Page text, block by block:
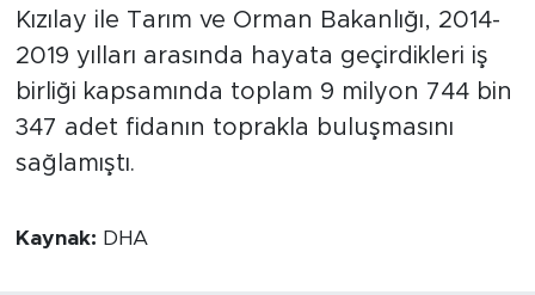
Kızılay ile Tarım ve Orman Bakanlığı, 2014-
2019 yılları arasında hayata geçirdikleri iş
birliği kapsamında toplam 9 milyon 744 bin
347 adet fidanın toprakla buluşmasını
sağlamıştı.
Kaynak: DHA